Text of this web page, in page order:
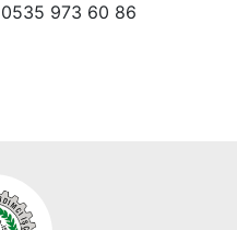
973 60 86